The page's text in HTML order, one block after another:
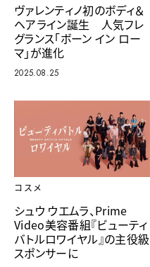
ヴァレンティノ初のボディ＆
ヘアライン誕生 人気フレ
グランス「ボーン イン ロー
マ」が進化
2025.08.25
コスメ
シュウ ウエムラ、Prime
Video美容番組『ビューティ
バトルロワイヤル』の主役級
スポンサーに